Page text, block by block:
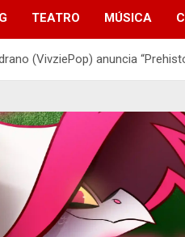
TEATRO MÚSICA
(VivziePop) anuncia